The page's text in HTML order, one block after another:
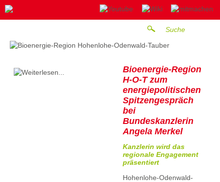
Bioenergie-Region
H-O-T zum
energiepolitischen
Spitzengespräch
bei
Bundeskanzlerin
Angela Merkel
Kanzlerin wird das
regionale Engagement
präsentiert
Hohenlohe-Odenwald-